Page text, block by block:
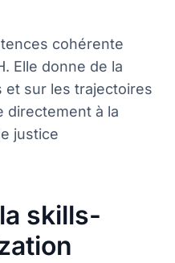
cohérente
Elle donne de la
et sur les trajectoires
directement à la
justice
skills-